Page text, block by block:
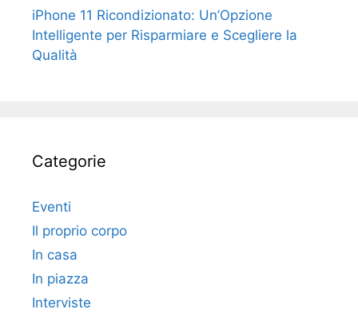
iPhone 11 Ricondizionato: Un’Opzione
Intelligente per Risparmiare e Scegliere la
Qualità
Categorie
Eventi
Il proprio corpo
In casa
In piazza
Interviste